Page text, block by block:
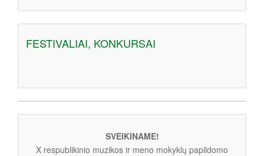
FESTIVALIAI, KONKURSAI
SVEIKINAME!
X respublikinio muzikos ir meno mokyklų papildomo